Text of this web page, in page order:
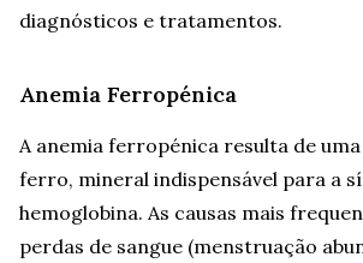
diagnósticos e tratamentos.
Anemia Ferropénica
A anemia ferropénica resulta de
ferro, mineral indispensável para a
hemoglobina. As causas mais
perdas de sangue (menstruação